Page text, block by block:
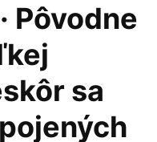
Pôvodne
sa